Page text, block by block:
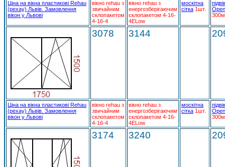
Ціна на вікна пластикові Rehau
(рехау) Львів. Замовлення
вікон у Львові
вікно rehau з
звичайним
склопакетом
4-16-4
вікно rehau з
енергозберігаючим
склопакетом 4-16-
4ELow
москітна
сітка 1шт.
3078 3144
Ціна на вікна пластикові Rehau
(рехау) Львів. Замовлення
вікон у Львові
вікно rehau з
звичайним
склопакетом
4-16-4
вікно rehau з
енергозберігаючим
склопакетом 4-16-
4ELow
москітна
сітка 1шт.
3174 3240